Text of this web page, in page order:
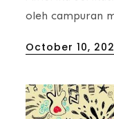
oleh campuran
Posted
October 10,